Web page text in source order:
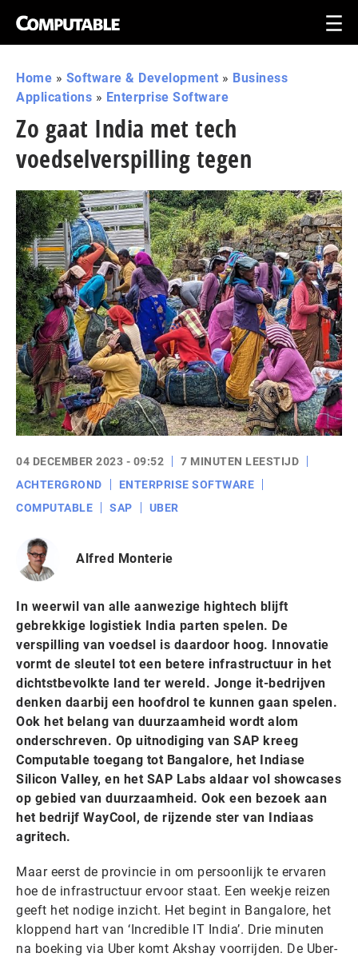
Home » Software & Development » Business
Applications » Enterprise Software
Zo gaat India met tech
voedselverspilling tegen
04 DECEMBER 2023 - 09:52
7 MINUTEN LEESTIJD
ACHTERGROND
ENTERPRISE SOFTWARE
COMPUTABLE
SAP UBER
Alfred Monterie
In weerwil van alle aanwezige hightech blijft
gebrekkige logistiek India parten spelen. De
verspilling van voedsel is daardoor hoog. Innovatie
vormt de sleutel tot een betere infrastructuur in het
dichtstbevolkte land ter wereld. Jonge it-bedrijven
denken daarbij een hoofdrol te kunnen gaan spelen.
Ook het belang van duurzaamheid wordt alom
onderschreven. Op uitnodiging van SAP kreeg
Computable toegang tot Bangalore, het Indiase
Silicon Valley, en het SAP Labs aldaar vol showcases
op gebied van duurzaamheid. Ook een bezoek aan
het bedrijf WayCool, de rijzende ster van Indiaas
agritech.
Maar eerst de provincie in om persoonlijk te ervaren
hoe de infrastructuur ervoor staat. Een weekje reizen
geeft het nodige inzicht. Het begint in Bangalore, het
kloppend hart van ‘Incredible IT India’. Drie minuten
na boeking via Uber komt Akshay voorrijden. De Uber-